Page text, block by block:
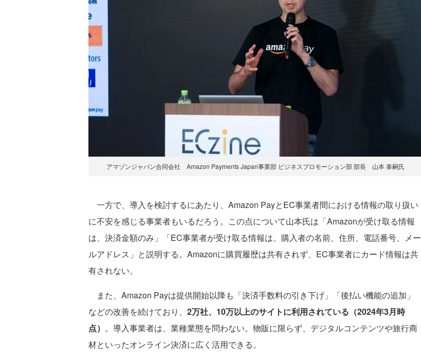
アマゾンジャパン合同会社 Amazon Payments Japan事業部 ビジネスプロモーション部 部長 山本 泰嗣氏
一方で、導入を検討するにあたり、Amazon PayとEC事業者間における情報の取り扱い
に不安を感じる事業者もいるだろう。この点について山本氏は「Amazonが受け取る情報
は、決済金額のみ」「EC事業者が受け取る情報は、購入者の名前、住所、電話番号、メー
ルアドレス」と説明する。Amazonに購買履歴は共有されず、EC事業者にカード情報は共
有されない。
また、Amazon Payは提供開始以降も「決済手数料の引き下げ」「後払い機能の追加」
などの改善を続けており、 2万社、10万以上のサイトに利用されている（2024年3月時
点） 。導入事業者は、業種業態を問わない。物販に限らず、デジタルコンテンツや旅行商
材といったオンライン決済に広く活用できる。